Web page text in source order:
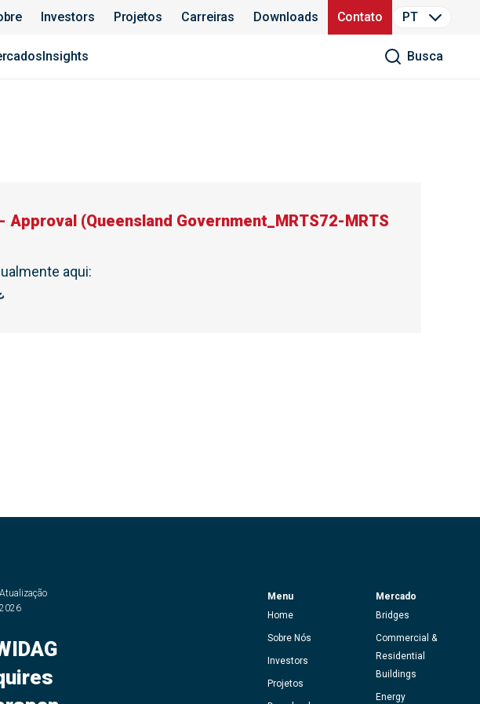
Investors Projetos Carreiras Downloads Contato PT
Insights Busca
Approval (Queensland Government_MRTS72-MRTS
aqui:
Menu
Home
Sobre Nós
Investors
Projetos
Mercado
Bridges
Commercial &
Residential
Buildings
Energy